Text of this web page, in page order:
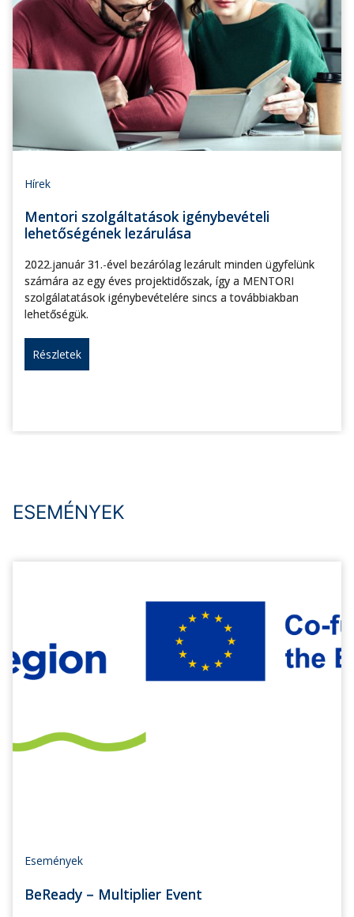
Hírek
Mentori szolgáltatások igénybevételi
lehetőségének lezárulása
2022.január 31.-ével bezárólag lezárult minden ügyfelünk
számára az egy éves projektidőszak, így a MENTORI
szolgálatatások igénybevételére sincs a továbbiakban
lehetőségük.
Részletek
ESEMÉNYEK
Események
BeReady – Multiplier Event